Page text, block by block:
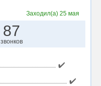
Заходил(а)25 мая
87
звонков
✔️
✔️